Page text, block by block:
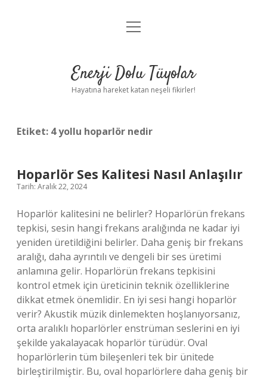
Anasayfa
Yasal Uyarı
menüyü
Enerji Dolu Tüyolar
Hayatına hareket katan neşeli fikirler!
Etiket: 4 yollu hoparlör nedir
Hoparlör Ses Kalitesi Nasıl Anlaşılır
Tarih: Aralık 22, 2024
Hoparlör kalitesini ne belirler? Hoparlörün frekans
tepkisi, sesin hangi frekans aralığında ne kadar iyi
yeniden üretildiğini belirler. Daha geniş bir frekans
aralığı, daha ayrıntılı ve dengeli bir ses üretimi
anlamına gelir. Hoparlörün frekans tepkisini
kontrol etmek için üreticinin teknik özelliklerine
dikkat etmek önemlidir. En iyi sesi hangi hoparlör
verir? Akustik müzik dinlemekten hoşlanıyorsanız,
orta aralıklı hoparlörler enstrüman seslerini en iyi
şekilde yakalayacak hoparlör türüdür. Oval
hoparlörlerin tüm bileşenleri tek bir ünitede
birleştirilmiştir. Bu, oval hoparlörlere daha geniş bir